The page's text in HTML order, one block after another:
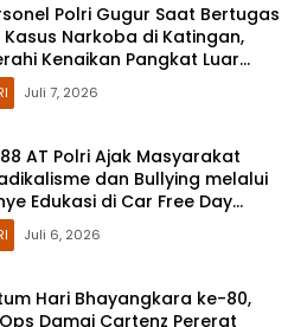
Polri Gugur Saat Bertugas
Kasus Narkoba di Katingan,
Kenaikan Pangkat Luar
Juli 7, 2026
AT Polri Ajak Masyarakat
dan Bullying melalui
Edukasi di Car Free Day
Juli 6, 2026
Hari Bhayangkara ke-80,
Damai Cartenz Pererat